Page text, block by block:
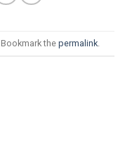
. Bookmark the permalink.